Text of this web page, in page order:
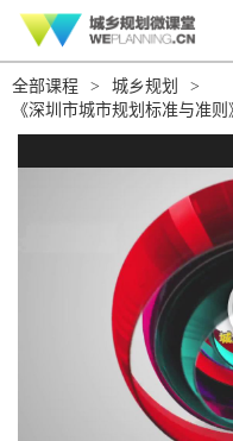
全部课程
> 城乡规划
>
《深圳市城市规划标准与准